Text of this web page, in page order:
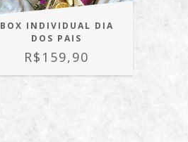
BOX INDIVIDUAL DIA
DOS PAIS
R$159,90